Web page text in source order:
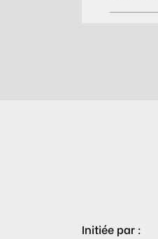
Initiée par :